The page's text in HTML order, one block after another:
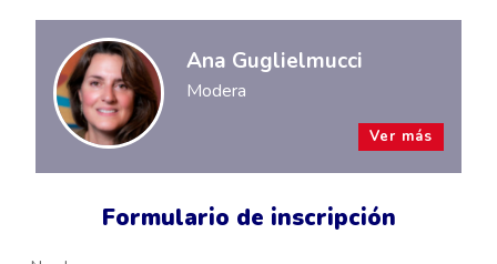
Formulario de inscripción
Ana Guglielmucci
Modera
Ver más